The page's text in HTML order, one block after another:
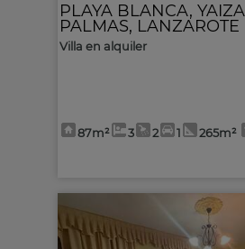
PLAYA BLANCA, YAIZA
PALMAS, LANZAROTE
Villa en alquiler
87m² 3 2 1 265m²